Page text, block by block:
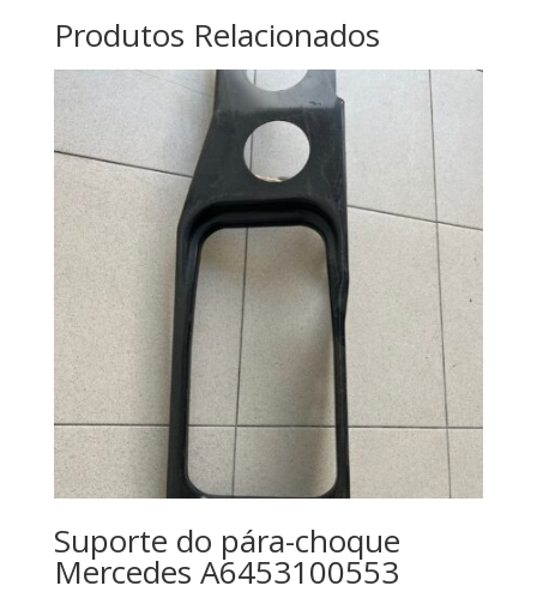
Produtos Relacionados
Suporte do pára-choque
Mercedes A6453100553